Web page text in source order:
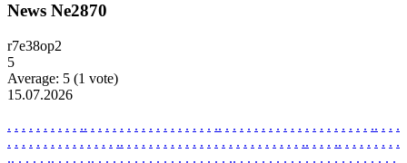
News Ne2870
r7e38op2
5
Average: 5 (1 vote)
15.07.2026
. . . . . . . . . . .. . . . . . . . . . . . . . . . . . .. . . . . . . . . . . . . . . . . . . . . .. . . .
. . . . . . . . . . . . . . . .. . . . . . . . . . . . . . . . . . . . . . . . . .. . . . .. . . . . . . . .
.. . . . . .. . . . . .. . . . . . . . . . . . . . . . . . . .. . . . . . . . . . . . . . . . . . . . . . .